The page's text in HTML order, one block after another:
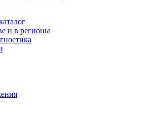
и в регионы